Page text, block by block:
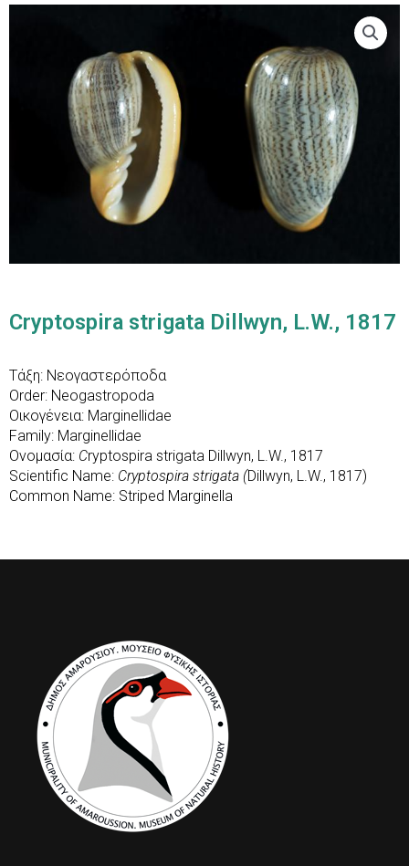
Cryptospira strigata Dillwyn, L.W., 1817
Τάξη: Νεογαστερόποδα
Order: Neogastropoda
Οικογένεια: Marginellidae
Family: Marginellidae
Ονομασία: Cryptospira strigata Dillwyn, L.W., 1817
Scientific Name: Cryptospira strigata (Dillwyn, L.W., 1817)
Common Name: Striped Marginella